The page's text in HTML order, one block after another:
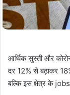
आर्थिक सुस्ती और
दर 12% से बढ़ाकर
बल्कि इस क्षेत्र के